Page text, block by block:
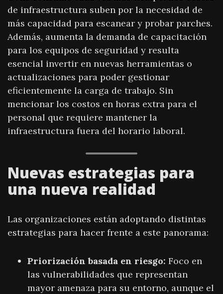
de infraestructura suben por la necesidad de
más capacidad para escanear y probar parches.
Además, aumenta la demanda de capacitación
para los equipos de seguridad y resulta
esencial invertir en nuevas herramientas o
actualizaciones para poder gestionar
eficientemente la carga de trabajo. Sin
mencionar los costos en horas extra para el
personal que requiere mantener la
infraestructura fuera del horario laboral.
Nuevas estrategias para
una nueva realidad
Las organizaciones están adoptando distintas
estrategias para hacer frente a este panorama:
Priorización basada en riesgo: Foco en
las vulnerabilidades que representan
mayor amenaza para su entorno, aunque el